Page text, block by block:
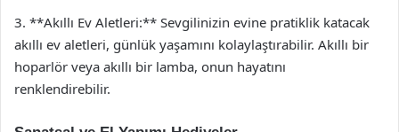
3. **Akıllı Ev Aletleri:** Sevgilinizin evine pratiklik katacak
akıllı ev aletleri, günlük yaşamını kolaylaştırabilir. Akıllı bir
hoparlör veya akıllı bir lamba, onun hayatını
renklendirebilir.